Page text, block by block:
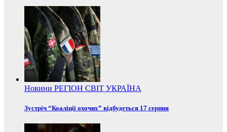
Новини РЕГІОН СВІТ УКРАЇНА
Зустріч “Коаліції охочих” відбудеться 17 серпня